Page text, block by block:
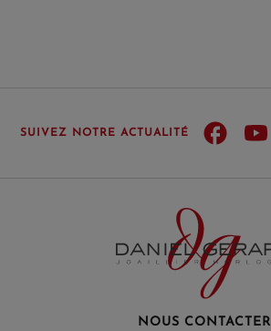
SUIVEZ NOTRE ACTUALITÉ
NOUS CONTACTER